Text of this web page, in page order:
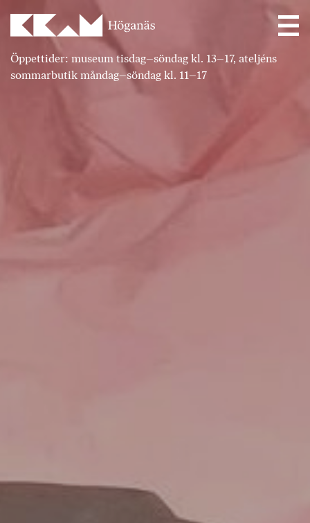
Main Navigation
Öppettider: museum tisdag–söndag kl. 13–17, ateljéns
sommarbutik måndag–söndag kl. 11–17